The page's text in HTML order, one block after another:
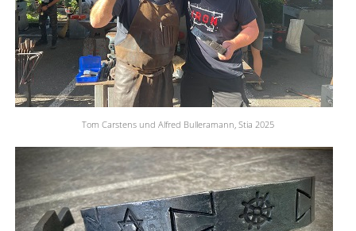
Tom Carstens und Alfred Bulleramann, Stia 2025